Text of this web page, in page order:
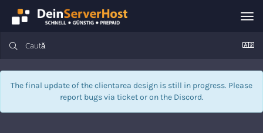
The final update of the clientarea design is still in progress. Please
report bugs via ticketor on the Discord.